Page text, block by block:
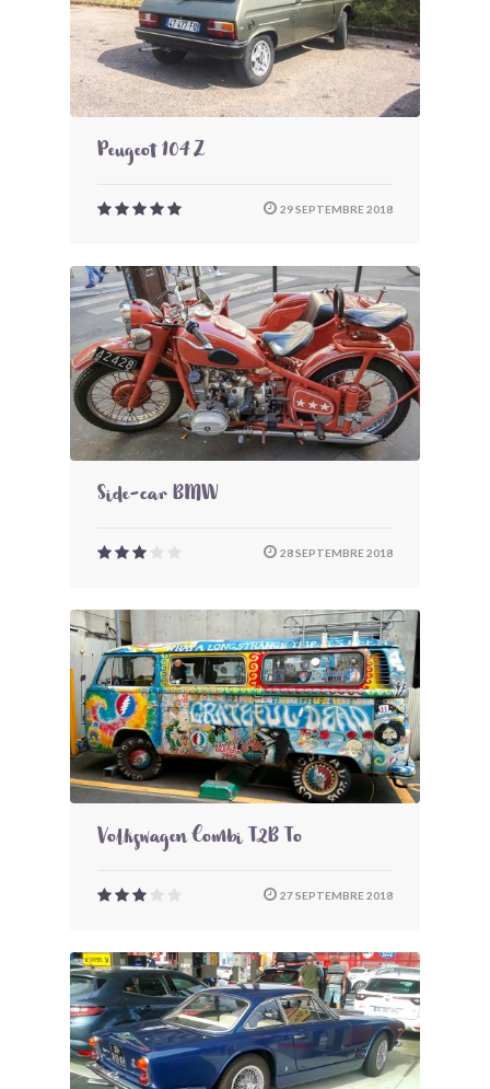
Peugeot 104 Z
29 SEPTEMBRE 2018
Side-car BMW
28 SEPTEMBRE 2018
Volkswagen Combi T2B To
27 SEPTEMBRE 2018